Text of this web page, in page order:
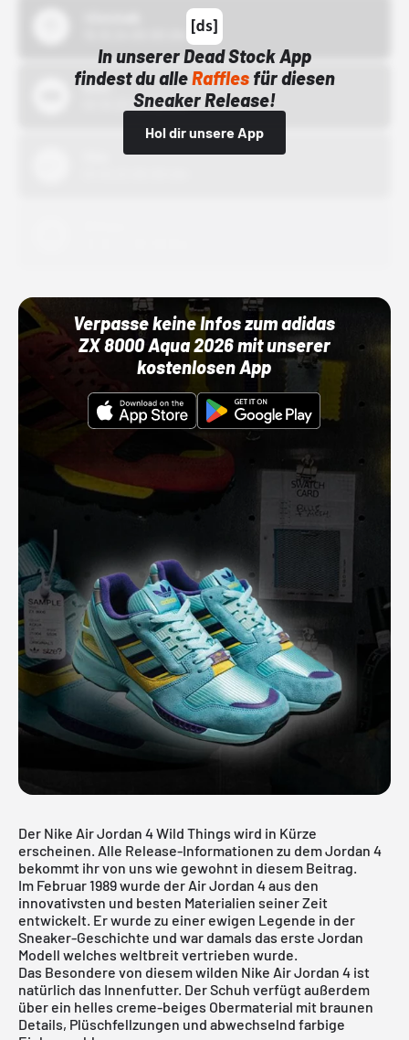
In unserer Dead Stock App
findest du alleRafflesfür diesen
Sneaker Release!
Hol dir unsere App
Bstn
01.10.22 00:00 Uhr
Verpasse keine Infos zum adidas
ZX 8000 Aqua 2026 mit unserer
kostenlosen App
Der Nike Air Jordan 4 Wild Things wird in Kürze
erscheinen. Alle Release-Informationen zu dem Jordan 4
bekommt ihr von uns wie gewohnt in diesem Beitrag.
Im Februar 1989 wurde der Air Jordan 4 aus den
innovativsten und besten Materialien seiner Zeit
entwickelt. Er wurde zu einer ewigen Legende in der
Sneaker-Geschichte und war damals das erste Jordan
Modell welches weltbreit vertrieben wurde.
Das Besondere von diesem wilden Nike Air Jordan 4 ist
natürlich das Innenfutter. Der Schuh verfügt außerdem
über ein helles creme-beiges Obermaterial mit braunen
Details, Plüschfellzungen und abwechselnd farbige